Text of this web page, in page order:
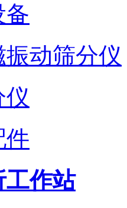
备
动筛分仪
仪
件
工作站